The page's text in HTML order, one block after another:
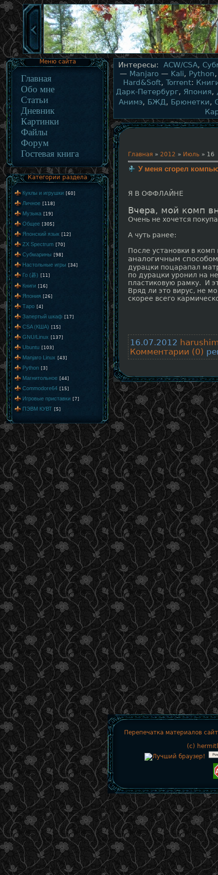
Меню сайта
Главная
Обо мне
Статьи
Дневник
Картинки
Файлы
Форум
Гостевая книга
Категории раздела
Куклы и игрушки [60]
Личное [118]
Музыка [19]
Общее [305]
Японский язык [12]
ZX Spectrum [70]
Субмарины [98]
Настольные игры [34]
Го (碁) [11]
Книги [16]
Япония [26]
Таро [4]
Запертый шкаф [17]
CSA (КША) [15]
GNU/Linux [137]
Ubuntu [103]
Manjaro Linux [43]
Python [3]
Магнитольное [44]
Commodore64 [15]
Игровые приставки [7]
ПЭВМ КУВТ [5]
Интересы: ACW/CSA,
— Manjaro — Kali, Python
Hard&Soft, Torrent:
Дарк-Петербург, Япония,
Анимэ, БЖД, Брюнетки,
Главная » 2012 » Июль » 16
У меня сгорел
Я В ОФФЛАЙНЕ
Вчера, мой комп
Очень не хочется
А чуть ранее:
После установки в
аналогичным способом
дурацки поцарапал
по дурацки уронил на
пластиковую рамку. И
Вряд ли это вирус, не
скорее всего
16.07.2012
Комментарии (0)
Перепечатка материалов
(c)